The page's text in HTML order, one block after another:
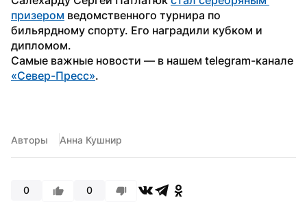
призером ведомственного турнира по
бильярдному спорту. Его наградили кубком и
дипломом.
«Север-Пресс».
Авторы Анна Кушнир
0 0